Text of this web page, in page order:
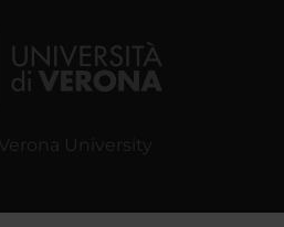
University